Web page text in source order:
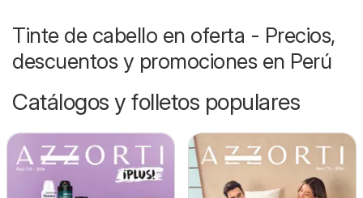
Tinte de cabello en oferta - Precios,
descuentos y promociones en Perú
Catálogos y folletos populares